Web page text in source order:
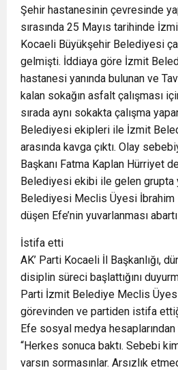
Şehir hastanesinin çevresinde
sırasında 25 Mayıs tarihinde
Kocaeli Büyükşehir Belediyesi
gelmişti. İddiaya göre İzmit
hastanesi yanında bulunan ve
kalan sokağın asfalt çalışması
sırada aynı sokakta çalışma
Belediyesi ekipleri ile İzmit
arasında kavga çıktı. Olay
Başkanı Fatma Kaplan Hürriyet
Belediyesi ekibi ile gelen grupta
Belediyesi Meclis Üyesi İbrahim
düşen Efe’nin yuvarlanması
İstifa etti
AK’ Parti Kocaeli İl Başkanlığı,
disiplin süreci başlattığını
Parti İzmit Belediye Meclis
görevinden ve partiden istifa
Efe sosyal medya hesaplarından
“Herkes sonuca baktı. Sebebi
varsın sormasınlar. Arsızlık